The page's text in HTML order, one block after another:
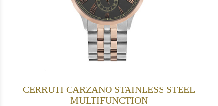
CERRUTI CARZANO STAINLESS STEEL
MULTIFUNCTION